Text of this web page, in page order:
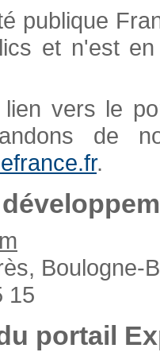
publique
et n'est
vers le
de
.
Boulogne-
15
portail